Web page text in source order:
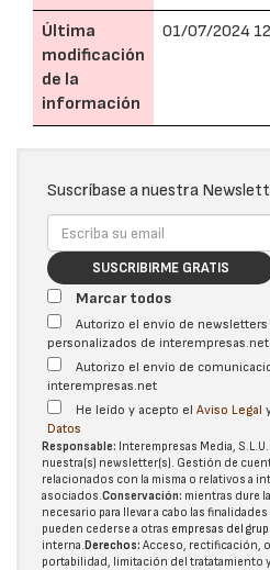
Última
modificación
de la
información
01/07/2024
Suscríbase a nuestra
SUSCRIBIRME GRATIS
Marcar todos
Autorizo el envío de
personalizados de interempresas.net
Autorizo el envío de
interempresas.net
He leído y acepto el Aviso Legal
Datos
Responsable: Interempresas Media, S.L.U.
nuestra(s) newsletter(s). Gestión de
relacionados con la misma o relativos a
asociados.Conservación: mientras dure
necesario para llevar a cabo las
pueden cederse a otras empresas del
interna.Derechos: Acceso, rectificación,
portabilidad, limitación del tratatamiento